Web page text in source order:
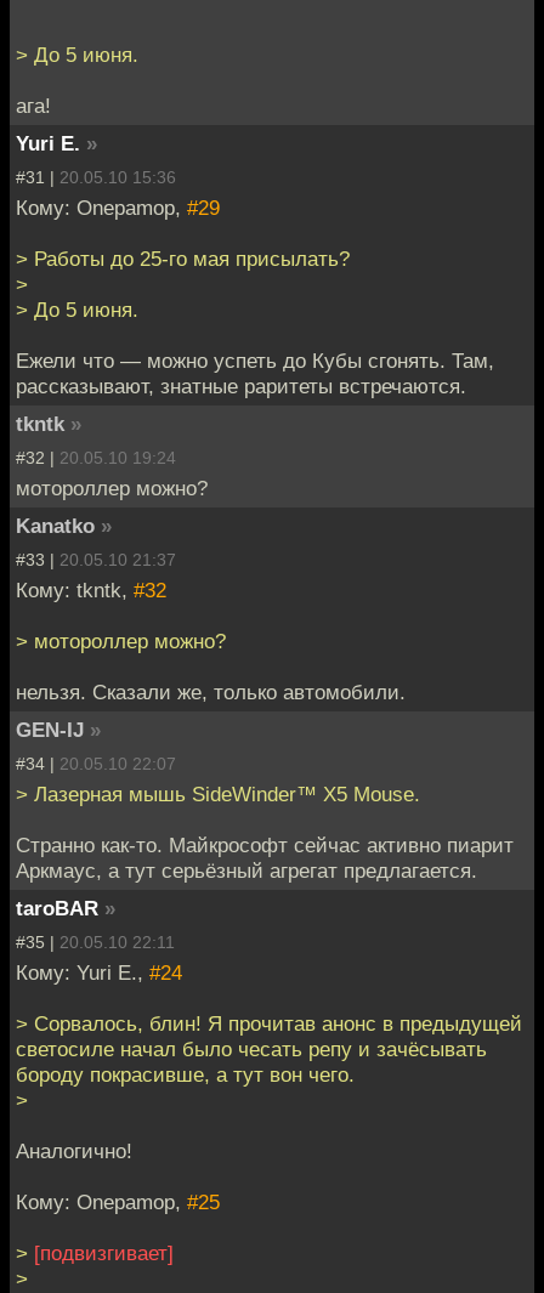
> До 5 июня.
ага!
Yuri E. »
#31 | 20.05.10 15:36
Кому: Onepamop, #29
> Работы до 25-го мая присылать?
>
> До 5 июня.
Ежели что — можно успеть до Кубы сгонять. Там,
рассказывают, знатные раритеты встречаются.
tkntk »
#32 | 20.05.10 19:24
мотороллер можно?
Kanatko »
#33 | 20.05.10 21:37
Кому: tkntk, #32
> мотороллер можно?
нельзя. Сказали же, только автомобили.
GEN-IJ »
#34 | 20.05.10 22:07
> Лазерная мышь SideWinder™ X5 Mouse.
Странно как-то. Майкрософт сейчас активно пиарит
Аркмаус, а тут серьёзный агрегат предлагается.
taroBAR »
#35 | 20.05.10 22:11
Кому: Yuri E., #24
> Сорвалось, блин! Я прочитав анонс в предыдущей
светосиле начал было чесать репу и зачёсывать
бороду покрасивше, а тут вон чего.
>
Аналогично!
Кому: Onepamop, #25
> [подвизгивает]
>